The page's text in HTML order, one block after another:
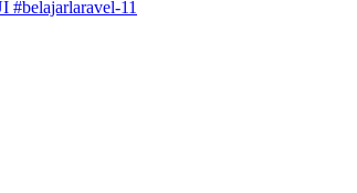
#belajarlaravel-11